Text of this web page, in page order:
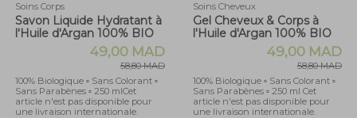
Soins Corps
Savon Liquide Hydratant à
l'Huile d'Argan 100% BIO
49,00 MAD
58,80 MAD
100% Biologique ▫ Sans Colorant ▫
Sans Parabènes ▫ 250 mlCet
article n'est pas disponible pour
une livraison internationale.
Soins Cheveux
Gel Cheveux & Corps à
l'Huile d'Argan 100% BIO
49,00 MAD
58,80 MAD
100% Biologique ▫ Sans Colorant ▫
Sans Parabènes ▫ 250 ml Cet
article n'est pas disponible pour
une livraison internationale.